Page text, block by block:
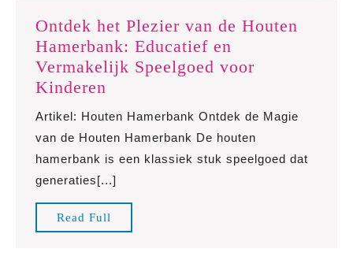
Ontdek het Plezier van de Houten
Hamerbank: Educatief en
Vermakelijk Speelgoed voor
Kinderen
het
Plezier
van
de
Houten
Hamerbank:
Educatief
Artikel: Houten Hamerbank Ontdek de Magie
van de Houten Hamerbank De houten
hamerbank is een klassiek stuk speelgoed dat
generaties[...]
Read Full
Full